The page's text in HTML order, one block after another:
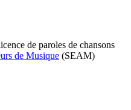
de paroles de chansons
de Musique (SEAM)